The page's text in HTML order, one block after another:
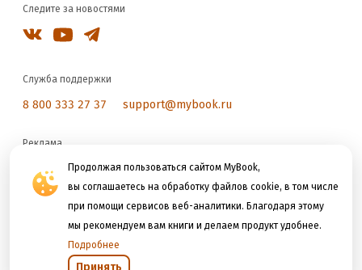
Продолжая пользоваться сайтом MyBook,
вы соглашаетесь на обработку файлов cookie, в том числе
при помощи сервисов веб-аналитики. Благодаря этому
мы рекомендуем вам книги и делаем продукт удобнее.
Подробнее
Принять
Следите за новостями
Служба поддержки
8 800 333 27 37 support@mybook.ru
Реклама
reklama@litres.ru
Мы принимаем к оплате